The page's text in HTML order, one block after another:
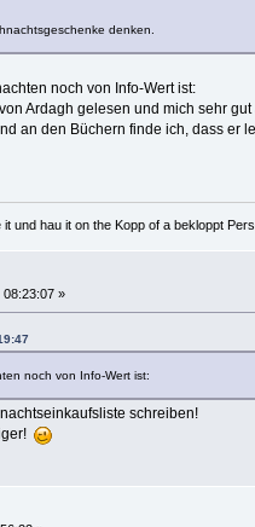
denken.
noch von Info-Wert ist:
Ardagh gelesen und mich sehr
an den Büchern finde ich, dass er
hau it on the Kopp of a bekloppt
08:23:07 »
noch von Info-Wert ist:
schreiben!